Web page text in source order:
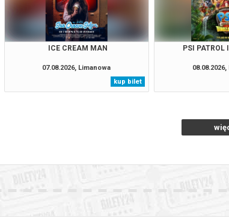
ICE CREAM MAN
07.08.2026, Limanowa
kup bilet
PSI PATROL